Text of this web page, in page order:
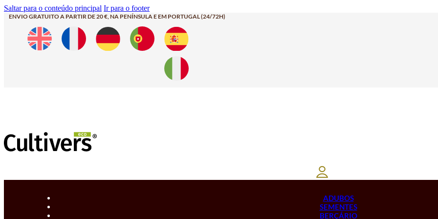
Saltar para o conteúdo principal Ir para o footer
ENVIO GRATUITO A PARTIR DE 20 €, NA PENÍNSULA E EM PORTUGAL (24/72H)
ADUBOS
SEMENTES
BERÇÁRIO